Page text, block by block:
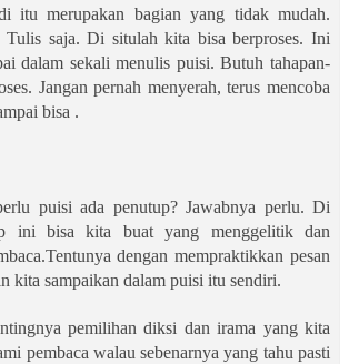
itu merupakan bagian yang tidak mudah.
Tulis saja. Di situlah kita bisa berproses. Ini
dalam sekali menulis puisi. Butuh tahapan-
Jangan pernah menyerah, terus mencoba
bisa .
puisi ada penutup? Jawabnya perlu. Di
ini bisa kita buat yang menggelitik dan
dengan mempraktikkan pesan
kita sampaikan dalam puisi itu sendiri.
pemilihan diksi dan irama yang kita
pembaca walau sebenarnya yang tahu pasti